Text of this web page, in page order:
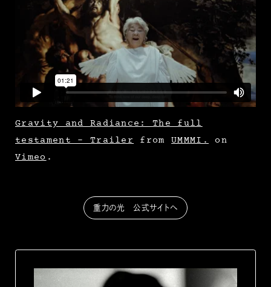
Gravity and Radiance: The full
testament – TrailerfromUMMMI. on
Vimeo.
重力の光 公式サイトへ